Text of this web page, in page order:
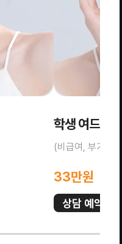
학생 여드름
(비급여, 부가세
33만원
상담 예약